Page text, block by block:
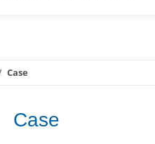
Case
Case